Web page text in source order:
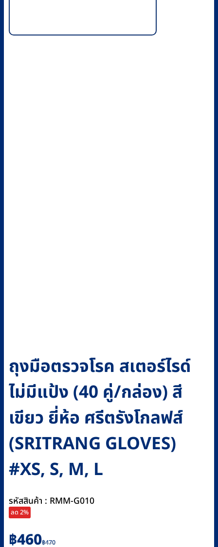
ถุงมือตรวจโรค สเตอร์ไรด์
ไม่มีแป้ง (40 คู่/กล่อง) สี
เขียว ยี่ห้อ ศรีตรังโกลฟส์
(SRITRANG GLOVES)
#XS, S, M, L
รหัสสินค้า : RMM-G010
ลด 2%
฿470
Original
฿460
Current